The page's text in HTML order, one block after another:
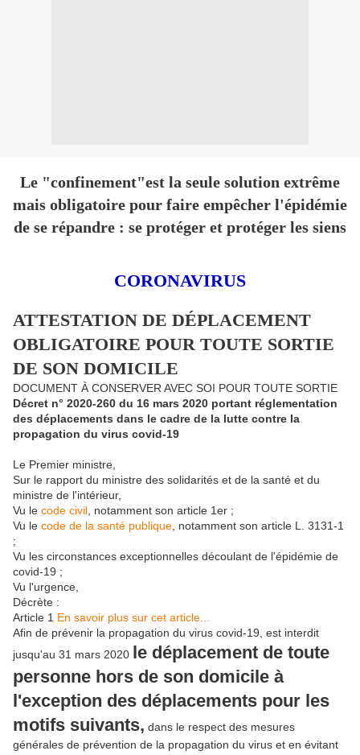
Le "confinement"est la seule solution extrême
mais obligatoire pour faire empêcher l'épidémie
de se répandre : se protéger et protéger les siens
CORONAVIRUS
ATTESTATION DE DÉPLACEMENT
OBLIGATOIRE POUR TOUTE SORTIE
DE SON DOMICILE
DOCUMENT À CONSERVER AVEC SOI POUR TOUTE SORTIE
Décret n° 2020-260 du 16 mars 2020 portant réglementation
des déplacements dans le cadre de la lutte contre la
propagation du virus covid-19
Le Premier ministre,
Sur le rapport du ministre des solidarités et de la santé et du
ministre de l'intérieur,
Vu le code civil , notamment son article 1er ;
Vu le code de la santé publique , notamment son article L. 3131-1
;
Vu les circonstances exceptionnelles découlant de l'épidémie de
covid-19 ;
Vu l'urgence,
Décrète :
Article 1 En savoir plus sur cet article...
Afin de prévenir la propagation du virus covid-19, est interdit
jusqu'au 31 mars 2020 le déplacement de toute
personne hors de son domicile à
l'exception des déplacements pour les
motifs suivants, dans le respect des mesures
générales de prévention de la propagation du virus et en évitant